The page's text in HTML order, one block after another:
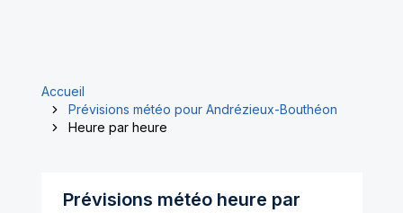
Accueil
Prévisions météo pour Andrézieux-Bouthéon
Heure par heure
Prévisions météo heure par